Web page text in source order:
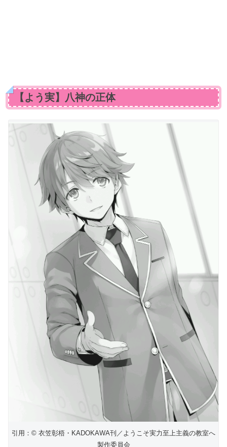
【よう実】八神の正体
引用：© 衣笠彰梧・KADOKAWA刊／ようこそ実力至上主義の教室へ
製作委員会